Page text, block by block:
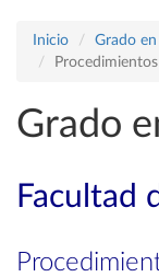
Inicio Grado
Grado
Facultad